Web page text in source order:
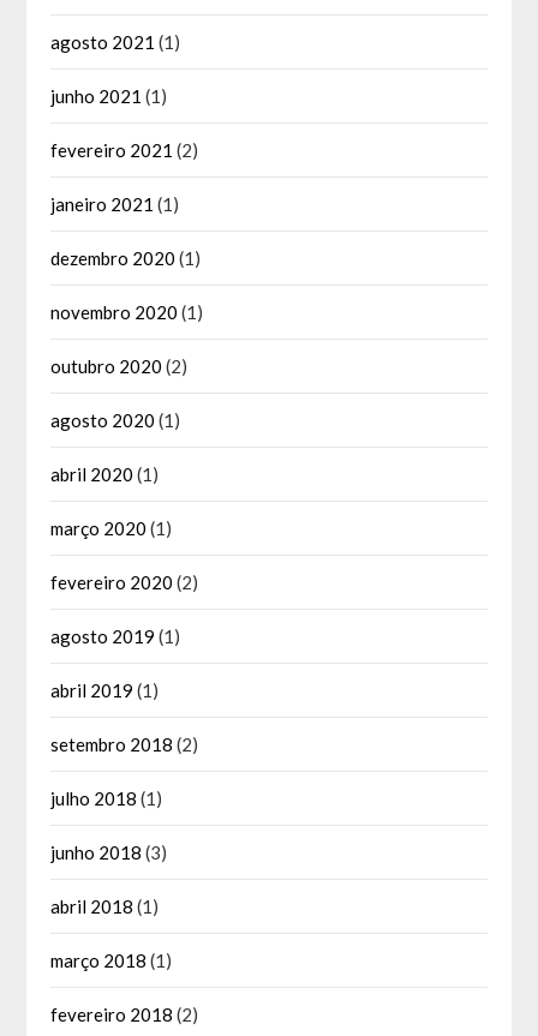
agosto 2021 (1)
junho 2021 (1)
fevereiro 2021 (2)
janeiro 2021 (1)
dezembro 2020 (1)
novembro 2020 (1)
outubro 2020 (2)
agosto 2020 (1)
abril 2020 (1)
março 2020 (1)
fevereiro 2020 (2)
agosto 2019 (1)
abril 2019 (1)
setembro 2018 (2)
julho 2018 (1)
junho 2018 (3)
abril 2018 (1)
março 2018 (1)
fevereiro 2018 (2)